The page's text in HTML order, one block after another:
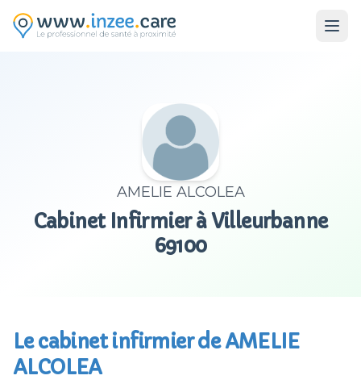
AMELIE ALCOLEA
Cabinet Infirmier à Villeurbanne
69100
Le cabinet infirmier de AMELIE
ALCOLEA